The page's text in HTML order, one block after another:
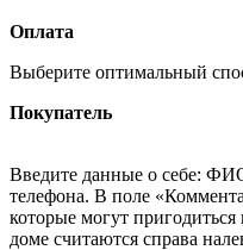
Оплата
Выберите оптимальный
Покупатель
Введите данные о себе:
телефона. В поле
которые могут
доме считаются справа